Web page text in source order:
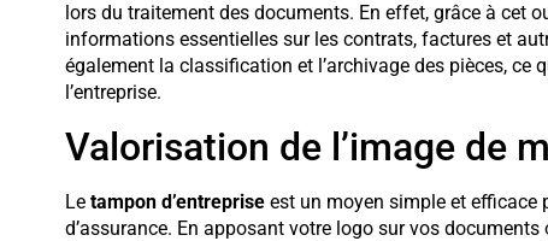
lors du traitement des documents. En effet, grâce à cet
informations essentielles sur les contrats, factures et
également la classification et l’archivage des pièces,
l’entreprise.
Valorisation de l’image de
Le tampon d’entrepriseest un moyen simple et efficace
d’assurance. En apposant votre logo sur vos